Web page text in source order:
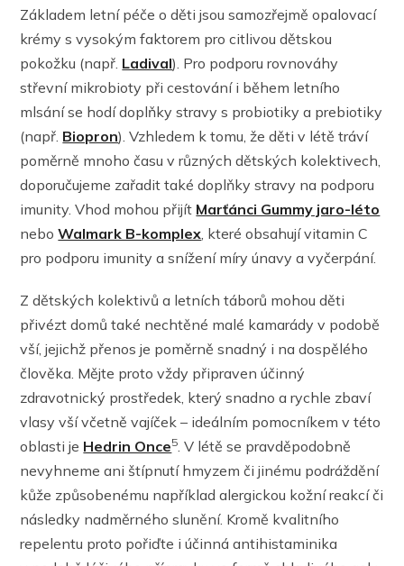
Základem letní péče o děti jsou samozřejmě opalovací
krémy s vysokým faktorem pro citlivou dětskou
pokožku (např. Ladival). Pro podporu rovnováhy
střevní mikrobioty při cestování i během letního
mlsání se hodí doplňky stravy s probiotiky a prebiotiky
(např. Biopron). Vzhledem k tomu, že děti v létě tráví
poměrně mnoho času v různých dětských kolektivech,
doporučujeme zařadit také doplňky stravy na podporu
imunity. Vhod mohou přijít Marťánci Gummy jaro-léto
neboWalmark B-komplex, které obsahují vitamin C
pro podporu imunity a snížení míry únavy a vyčerpání.
Z dětských kolektivů a letních táborů mohou děti
přivézt domů také nechtěné malé kamarády v podobě
vší, jejichž přenos je poměrně snadný i na dospělého
člověka. Mějte proto vždy připraven účinný
zdravotnický prostředek, který snadno a rychle zbaví
vlasy vší včetně vajíček – ideálním pomocníkem v této
oblasti je Hedrin Once5. V létě se pravděpodobně
nevyhneme ani štípnutí hmyzem či jinému podráždění
kůže způsobenému například alergickou kožní reakcí či
následky nadměrného slunění. Kromě kvalitního
repelentu proto pořiďte i účinná antihistaminika